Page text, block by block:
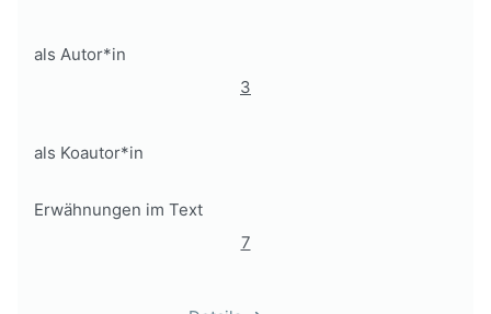
als Autor*in
3
als Koautor*in
Erwähnungen im Text
7